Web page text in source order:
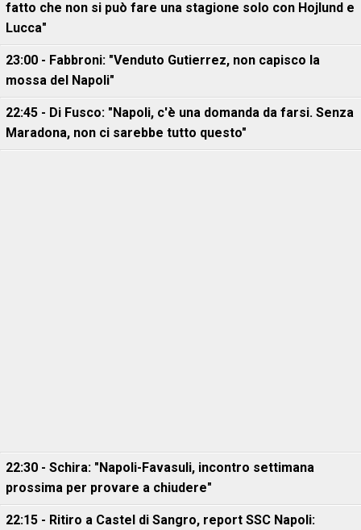
fatto che non si può fare una stagione solo con Hojlund e
Lucca"
23:00 - Fabbroni: "Venduto Gutierrez, non capisco la
mossa del Napoli"
22:45 - Di Fusco: "Napoli, c'è una domanda da farsi. Senza
Maradona, non ci sarebbe tutto questo"
22:30 - Schira: "Napoli-Favasuli, incontro settimana
prossima per provare a chiudere"
22:15 - Ritiro a Castel di Sangro, report SSC Napoli: